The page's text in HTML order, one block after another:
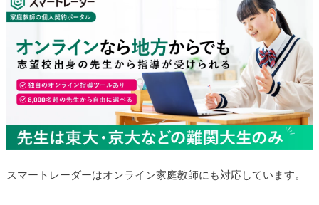
スマートレーダーはオンライン家庭教師にも対応しています。